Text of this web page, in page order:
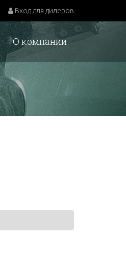
Вход для дилеров
О компании